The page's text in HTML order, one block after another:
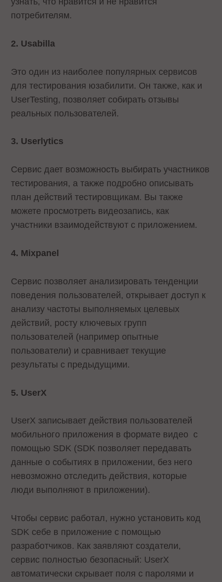
потребителям.
2. Usabilla
Это один из наиболее популярных сервисов
для тестирования юзабилити. Он также, как и
UserTesting, позволяет собирать отзывы
реальных пользователей.
3. Userlytics
Сервис дает возможность выбирать участников
тестирования, а также подробно описывать
план действий тестировщикам. Вы также
можете просмотреть видеозапись, как
участники взаимодействуют с приложением.
4. Mixpanel
Сервис позволяет анализировать тенденции
поведения пользователей, открывает доступ к
анализу частоты выполняемых целевых
действий, росту ключевых групп
пользователей (например опытные
пользователи) и сравнивает текущие
результаты с предыдущими.
5. UserX
UserX записывает действия пользователей
мобильного приложения в формате видео с
помощью SDK (SDK позволяет передавать
данные о событиях в приложении, без него
невозможно отследить действия, которые
люди выполняют в приложении).
Чтобы сервис работал, нужно установить код
SDK себе в приложение с помощью
разработчиков. Как заявляют создатели,
сервис полностью безопасный: UserX
автоматически скрывает поля с паролями и